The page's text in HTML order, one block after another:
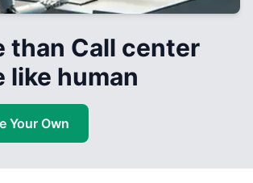
than Call center
like human
Your Own